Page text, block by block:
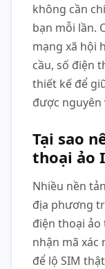
không cần
bạn mỗi lần.
mạng xã hội
cầu, số điện
thiết kế để
được nguyên
Tại sao
thoại ảo
Nhiều nền
địa phương
điện thoại ảo
nhận mã xác
để lộ SIM